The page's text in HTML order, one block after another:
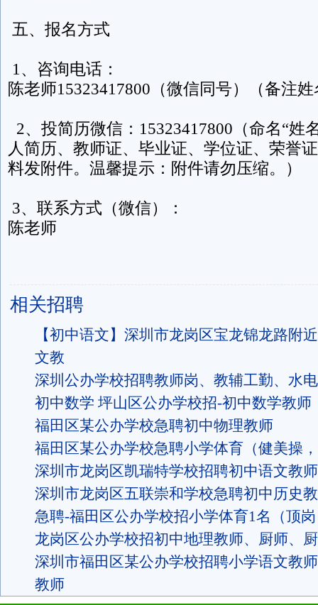
五、报名方式
1、咨询电话：
陈老师15323417800（微信同号）（备注
2、投简历微信：15323417800（命名“姓
人简历、教师证、毕业证、学位证、荣誉
料发附件。温馨提示：附件请勿压缩。）
3、联系方式（微信）：
陈老师
相关招聘
【初中语文】深圳市龙岗区宝龙锦龙路附
文教
深圳公办学校招聘教师岗、教辅工勤、水
初中数学 坪山区公办学校招-初中数学教师
福田区某公办学校急聘初中物理教师
福田区某公办学校急聘小学体育（健美操
深圳市龙岗区凯瑞特学校招聘初中语文教师
深圳市龙岗区五联崇和学校急聘初中历史
急聘-福田区公办学校招小学体育1名（顶
龙岗区公办学校招初中地理教师、厨师、
深圳市福田区某公办学校招聘小学语文教
教师